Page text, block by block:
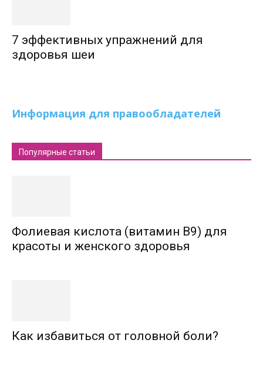
7 эффективных упражнений для
здоровья шеи
Информация для правообладателей
Популярные статьи
Фолиевая кислота (витамин В9) для
красоты и женского здоровья
Как избавиться от головной боли?